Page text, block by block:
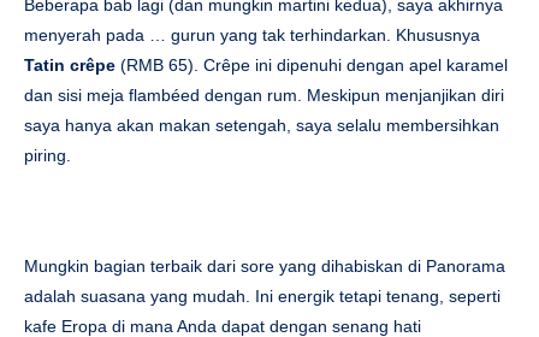
Beberapa bab lagi (dan mungkin martini kedua), saya akhirnya
menyerah pada … gurun yang tak terhindarkan. Khususnya
Tatin crêpe (RMB 65). Crêpe ini dipenuhi dengan apel karamel
dan sisi meja flambéed dengan rum. Meskipun menjanjikan diri
saya hanya akan makan setengah, saya selalu membersihkan
piring.
Mungkin bagian terbaik dari sore yang dihabiskan di Panorama
adalah suasana yang mudah. Ini energik tetapi tenang, seperti
kafe Eropa di mana Anda dapat dengan senang hati